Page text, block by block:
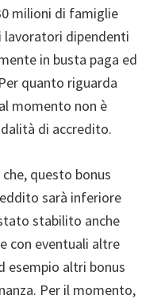
milioni di famiglie
lavoratori dipendenti
in busta paga ed
quanto riguarda
momento non è
di accredito.
questo bonus
sarà inferiore
stabilito anche
con eventuali altre
esempio altri bonus
Per il momento,